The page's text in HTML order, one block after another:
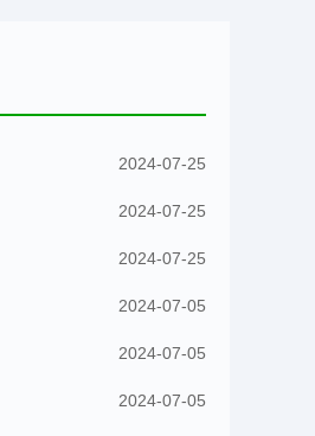
2024-07-25
2024-07-25
2024-07-25
2024-07-05
2024-07-05
2024-07-05